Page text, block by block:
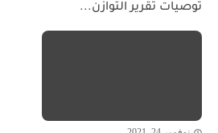
توصيات تقرير التوازن...